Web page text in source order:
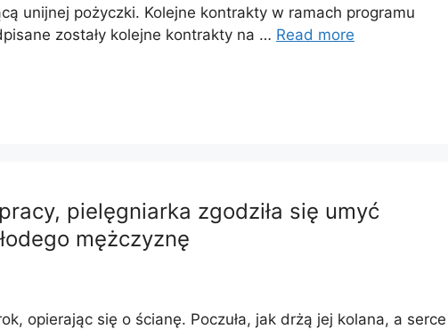
unijnej pożyczki. Kolejne kontrakty w ramach programu
zostały kolejne kontrakty na … Read more
pielęgniarka zgodziła się umyć
mężczyznę
opierając się o ścianę. Poczuła, jak drżą jej kolana, a serce